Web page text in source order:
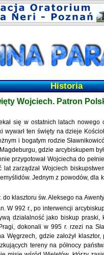
Historia
Wojciech. Patron
się w ostatnich latach
ten święty na dzieje
i bogatym rodzie
gdzie arcybiskupem
przygotował Wojciecha do
zarządzał Wojciech
Jednym z powodów,
klasztoru św. Aleksego na
992 r., po interwencji
działalność jako biskup
dokonali w 995 r. rzezi na
gdzie założył
tereny na północy